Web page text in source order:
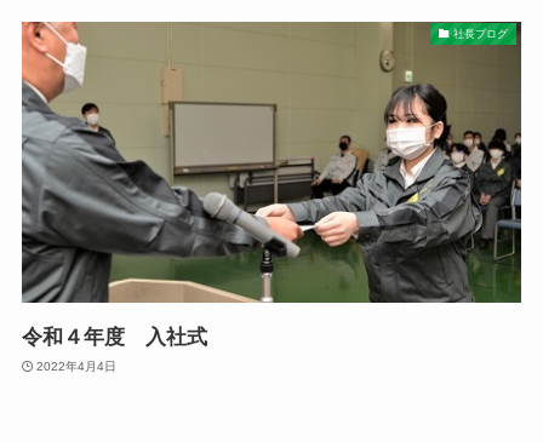
社長ブログ
令和４年度 入社式
2022年4月4日